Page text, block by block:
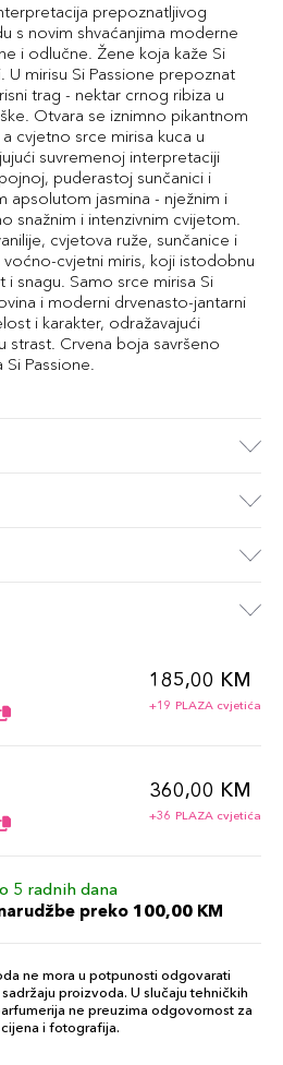
prepoznatljivog
s novim shvaćanjima moderne
i odlučne. Žene koja kaže Si
U mirisu Si Passione prepoznat
trag - nektar crnog ribiza u
Otvara se iznimno pikantnom
cvjetno srce mirisa kuca u
suvremenoj interpretaciji
puderastoj sunčanici i
apsolutom jasmina - nježnim i
snažnim i intenzivnim cvijetom.
cvjetova ruže, sunčanice i
voćno-cvjetni miris, koji istodobnu
i snagu. Samo srce mirisa Si
i moderni drvenasto-jantarni
i karakter, odražavajući
strast. Crvena boja savršeno
Passione.
185,00 KM
+19 PLAZA cvjetića
360,00 KM
+36 PLAZA cvjetića
5 radnih dana
preko 100,00 KM
ne mora u potpunosti odgovarati
proizvoda. U slučaju tehničkih
ne preuzima odgovornost za
i fotografija.